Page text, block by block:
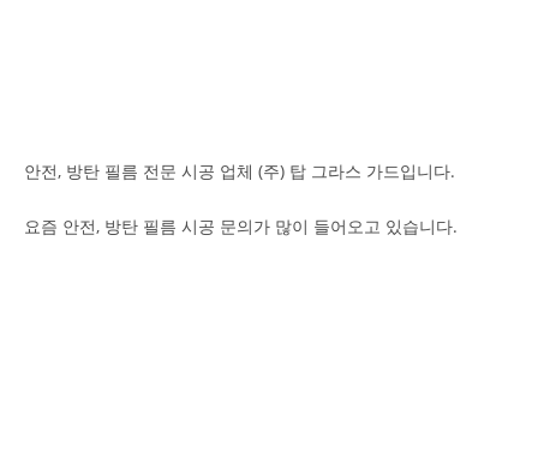
안전, 방탄 필름 전문 시공 업체 (주) 탑 그라스 가드입니다.
요즘 안전, 방탄 필름 시공 문의가 많이 들어오고 있습니다.